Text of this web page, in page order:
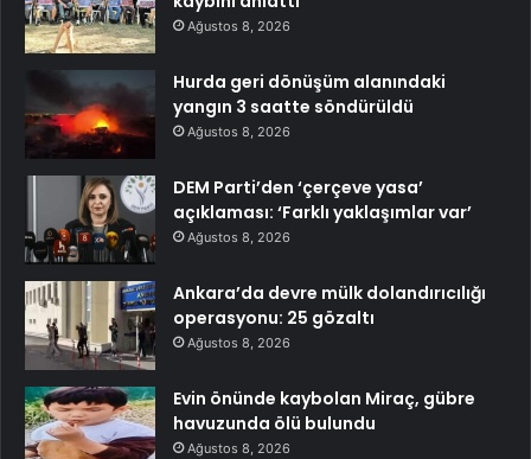
Ağustos 8, 2026
Hurda geri dönüşüm alanındaki
yangın 3 saatte söndürüldü
Ağustos 8, 2026
DEM Parti’den ‘çerçeve yasa’
açıklaması: ‘Farklı yaklaşımlar var’
Ağustos 8, 2026
Ankara’da devre mülk dolandırıcılığı
operasyonu: 25 gözaltı
Ağustos 8, 2026
Evin önünde kaybolan Miraç, gübre
havuzunda ölü bulundu
Ağustos 8, 2026